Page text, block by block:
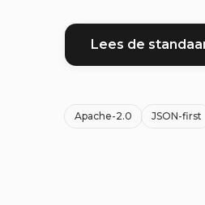
Lees de
Apache-2.0 JSON-first